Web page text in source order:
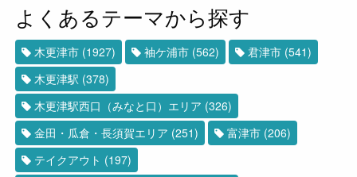
よくあるテーマから探す
木更津市 (1927) 袖ケ浦市 (562) 君津市 (541)
木更津駅 (378)
木更津駅西口（みなと口）エリア (326)
金田・瓜倉・長須賀エリア (251) 富津市 (206)
テイクアウト (197)